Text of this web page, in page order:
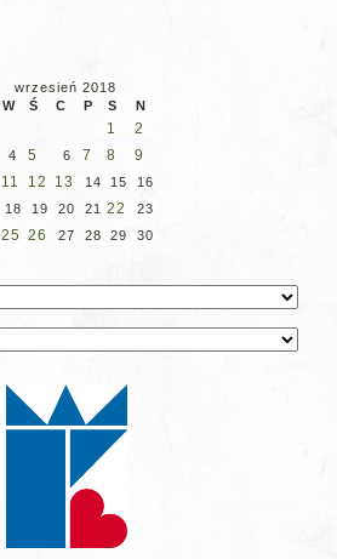
wrzesień 2018
W Ś C P S N
1 2
4 5 6 7 8
9
11 12 13 14 15 16
18 19 20 21 22
23
25 26 27 28 29 30